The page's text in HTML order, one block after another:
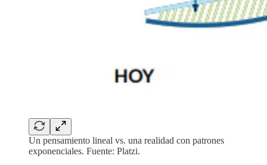
Un pensamiento lineal vs. una realidad con patrones
exponenciales. Fuente: Platzi.